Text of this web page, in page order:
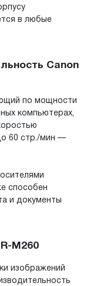
в любые
Canon
по мощности
компьютерах,
60 стр./мин —
способен
и документы
M260
изображений